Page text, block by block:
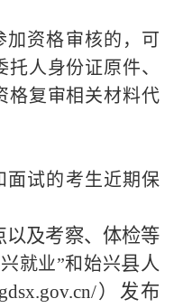
加资格审核的，可
人身份证原件、
格复审相关材料代
面试的考生近期保
以及考察、体检等
就业”和始兴县人
）发布